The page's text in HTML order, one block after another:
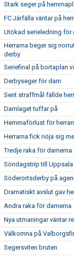
Stark seger på
FC Järfälla väntar på
Utökad serieledning för
Herrarna beger sig
derby
Seriefinal på bortaplan
Derbyseger för dam
Sent straffmål fällde
Damlaget tuffar på
Hemmaförlust för
Herrarna fick nöja sig
Tredje raka för damerna
Söndagstrip till Uppsala
Söderortsderby på
Dramatiskt avslut gav
Andra raka för damerna
Nya utmaningar väntar
Välkomna på
Segersviten bruten